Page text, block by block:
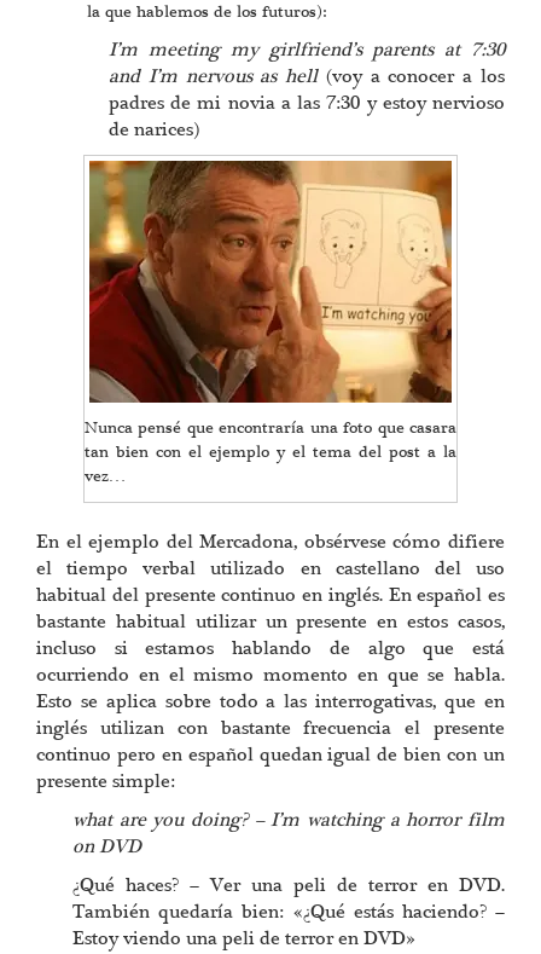
la que hablemos de los futuros):
I’m meeting my girlfriend’s parents at 7:30
and I’m nervous as hell(voy a conocer a los
padres de mi novia a las 7:30 y estoy nervioso
de narices)
Nunca pensé que encontraría una foto que casara
tan bien con el ejemplo y el tema del post a la
vez…
En el ejemplo del Mercadona, obsérvese cómo difiere
el tiempo verbal utilizado en castellano del uso
habitual del presente continuo en inglés. En español es
bastante habitual utilizar un presente en estos casos,
incluso si estamos hablando de algo que está
ocurriendo en el mismo momento en que se habla.
Esto se aplica sobre todo a las interrogativas, que en
inglés utilizan con bastante frecuencia el presente
continuo pero en español quedan igual de bien con un
presente simple:
what are you doing? – I’m watching a horror film
on DVD
¿Qué haces? – Ver una peli de terror en DVD.
También quedaría bien: «¿Qué estás haciendo? –
Estoy viendo una peli de terror en DVD»